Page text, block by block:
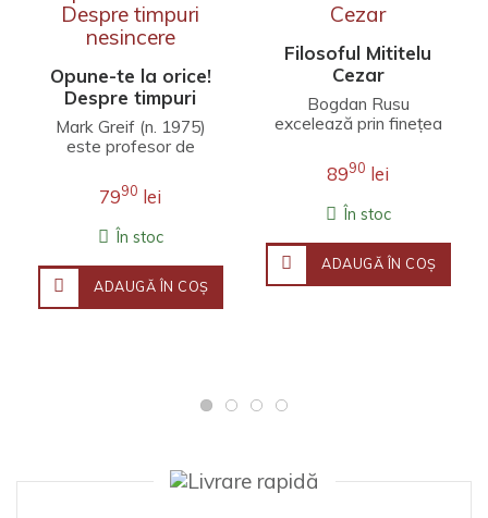
Opune-te la orice!
Despre timpuri
nesincere
Mark Greif (n. 1975)
este profesor de
Universitatea Stanford.
Fineţea observaţ..
7990 lei
În stoc
ADAUGĂ ÎN COŞ
Filosoful Mititelu
Cezar
Bogdan Rusu
excelează prin finețea
îmbină erudiția
filosofică, investigația j..
8990 lei
În stoc
ADAUGĂ ÎN COŞ